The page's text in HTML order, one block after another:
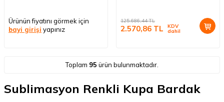
Ürünün fiyatını görmek için
bayi girişi yapınız
125.686,44TL
2.570,86 TL KDV
dahil
Toplam 95 ürün bulunmaktadır.
Sublimasyon Renkli Kupa Bardak